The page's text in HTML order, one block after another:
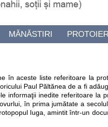
MĂNĂSTIRI
în aceste liste referitoare la
Paul Păltănea de a fi
informaţii inedite referitoare la
în prima jumătate a
Iuga, amintit într-un